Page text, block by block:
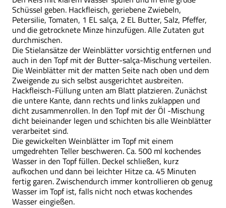
Schüssel geben. Hackfleisch, geriebene Zwiebeln,
Petersilie, Tomaten, 1 EL salça, 2 EL Butter, Salz, Pfeffer,
und die getrocknete Minze hinzufügen. Alle Zutaten gut
durchmischen.
Die Stielansätze der Weinblätter vorsichtig entfernen und
auch in den Topf mit der Butter-salça-Mischung verteilen.
Die Weinblätter mit der matten Seite nach oben und dem
Zweigende zu sich selbst ausgerichtet ausbreiten.
Hackfleisch-Füllung unten am Blatt platzieren. Zunächst
die untere Kante, dann rechts und links zuklappen und
dicht zusammenrollen. In den Topf mit der Öl -Mischung
dicht beieinander legen und schichten bis alle Weinblätter
verarbeitet sind.
Die gewickelten Weinblätter im Topf mit einem
umgedrehten Teller beschweren. Ca. 500 ml kochendes
Wasser in den Topf füllen. Deckel schließen, kurz
aufkochen und dann bei leichter Hitze ca. 45 Minuten
fertig garen. Zwischendurch immer kontrollieren ob genug
Wasser im Topf ist, falls nicht noch etwas kochendes
Wasser eingießen.